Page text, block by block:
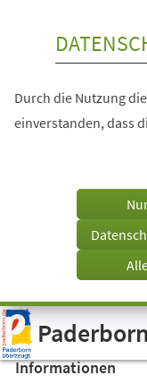
Visuelle
Assistenzsoftware
öffnen.
Durch die Nutzung
einverstanden, dass
Paderborn
Informationen